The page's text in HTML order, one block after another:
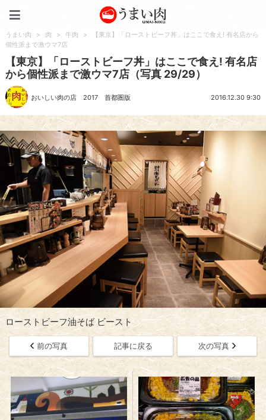
うまい肉 > 肉 > 牛肉 >
【東京】「ローストビーフ丼」はここで食え! 有名店から
個性派まで激ウマ7店
【東京】「ローストビーフ丼」はここで食え! 有名店
から個性派まで激ウマ7店（写真 29/29）
おいしい肉の店 2017 首都圏版 2016.12.30 9:30
ローストビーフ油そば ビースト
前の写真 記事に戻る 次の写真